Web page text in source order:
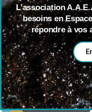
L’association
besoins en
répondre à vos